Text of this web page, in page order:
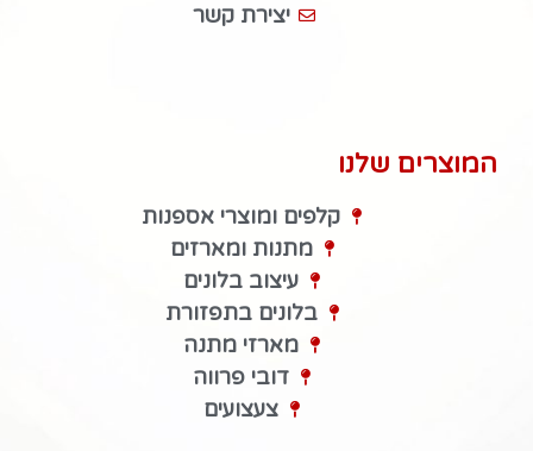
יצירת קשר
המוצרים שלנו
קלפים ומוצרי אספנות
מתנות ומארזים
עיצוב בלונים
בלונים בתפזורת
מארזי מתנה
דובי פרווה
צעצועים